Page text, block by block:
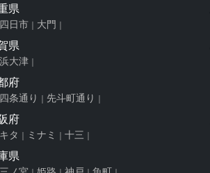
県
四日市 大門
県
浜大津
府
四条通り 先斗町通り
府
キタ ミナミ 十三
県